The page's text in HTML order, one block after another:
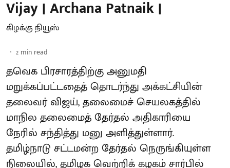
Vijay | Archana Patnaik |
கிழக்கு நியூஸ்
2 min read
தவெக பிரசாரத்திற்கு அனுமதி
மறுக்கப்பட்டதைத் தொடர்ந்து அக்கட்சியின்
தலைவர் விஜய், தலைமைச் செயலகத்தில்
மாநில தலைமைத் தேர்தல் அதிகாரியை
நேரில் சந்தித்து மனு அளித்துள்ளார்.
தமிழ்நாடு சட்டமன்ற தேர்தல் நெருங்கியுள்ள
நிலையில், தமிழக வெற்றிக் கழகம் சார்பில்